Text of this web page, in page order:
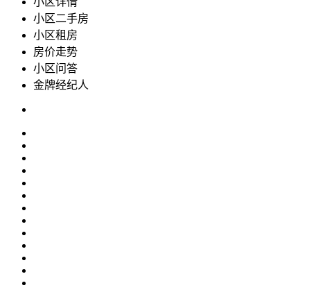
小区二手房
小区租房
房价走势
小区问答
金牌经纪人